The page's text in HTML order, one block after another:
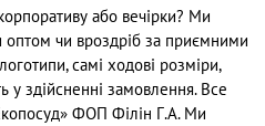
або вечірки? Ми
оптом чи вроздріб за приємними
самі ходові розміри,
у здійсненні замовлення. Все
ФОП Філін Г.А. Ми